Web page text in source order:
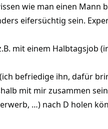
wie man einen
eifersüchtig sein.
mit einem Halbtagsjob
befriedige ihn, dafür
mit mir zusammen
…) nach D holen